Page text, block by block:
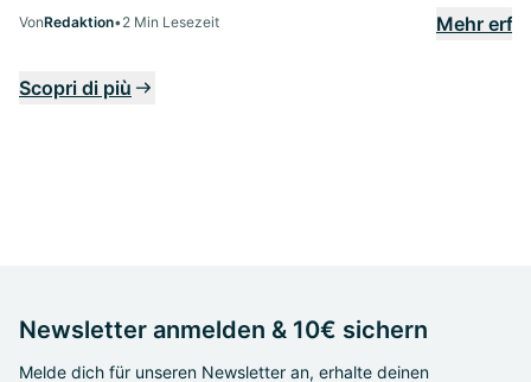
VonRedaktion•2 Min Lesezeit
Scopri di più
Mehr
Newsletter anmelden & 10€ sichern
Melde dich für unseren Newsletter an, erhalte deinen